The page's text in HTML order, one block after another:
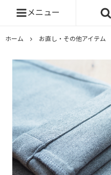
メニュー
ホーム お直し・その他アイテム